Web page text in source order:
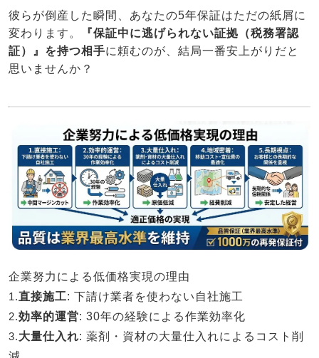
彼らが倒産した瞬間、あなたの5年保証はただの紙屑に
変わります。
『保証中に逃げられない証拠（税務署認
証）』を持つ相手に頼むのが、結局一番安上がりだと
思いませんか？
企業努力による低価格実現の理由
1.直接施工: 下請け業者を使わない自社施工
2.効率的運営: 30年の経験による作業効率化
3.大量仕入れ: 薬剤・資材の大量仕入れによるコスト削